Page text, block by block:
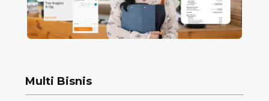
Multi Bisnis